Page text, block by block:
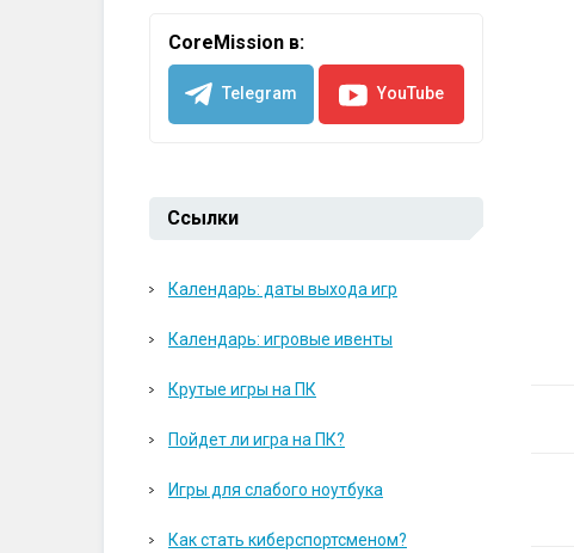
CoreMission в:
Telegram YouTube
Ссылки
Календарь: даты выхода игр
Календарь: игровые ивенты
Крутые игры на ПК
Пойдет ли игра на ПК?
Игры для слабого ноутбука
Как стать киберспортсменом?